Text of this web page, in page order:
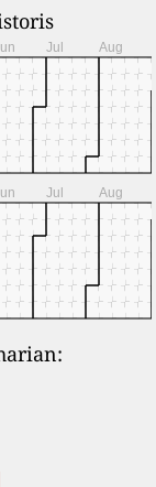
Jul Aug
Jul Aug